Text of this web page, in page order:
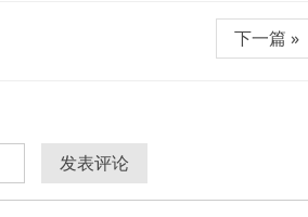
下一篇 »
发表评论